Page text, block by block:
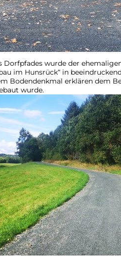
Dorfpfades wurde der
im Hunsrück“ in
Bodendenkmal erklären dem
wurde.